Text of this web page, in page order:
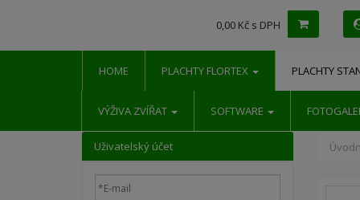
0,00 Kč s DPH
HOME PLACHTY FLORTEX PLACHTY
VÝŽIVA ZVÍŘAT SOFTWARE
Uživatelský účet